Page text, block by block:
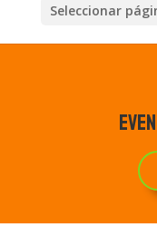
Seleccionar